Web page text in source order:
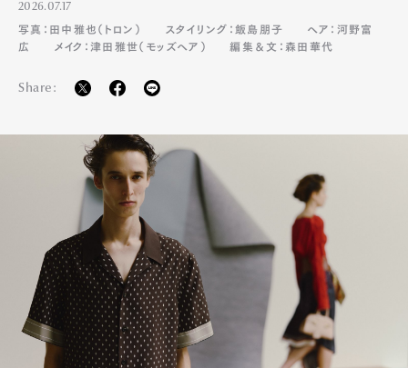
2026.07.17
写真：田中雅也（トロン）
スタイリング：飯島朋子
ヘア：河野富
広
メイク：津田雅世（モッズヘア） 編集＆文：森田華代
Share: